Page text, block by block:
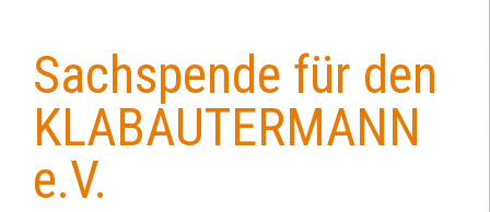
Sachspende für den
KLABAUTERMANN
e.V.